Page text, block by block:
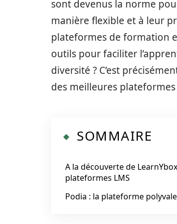
sont devenus la norme
manière flexible et à leur
plateformes de formation
outils pour faciliter
diversité ? C’est
des meilleures
SOMMAIRE
A la découverte de
plateformes LMS
Podia : la plateforme